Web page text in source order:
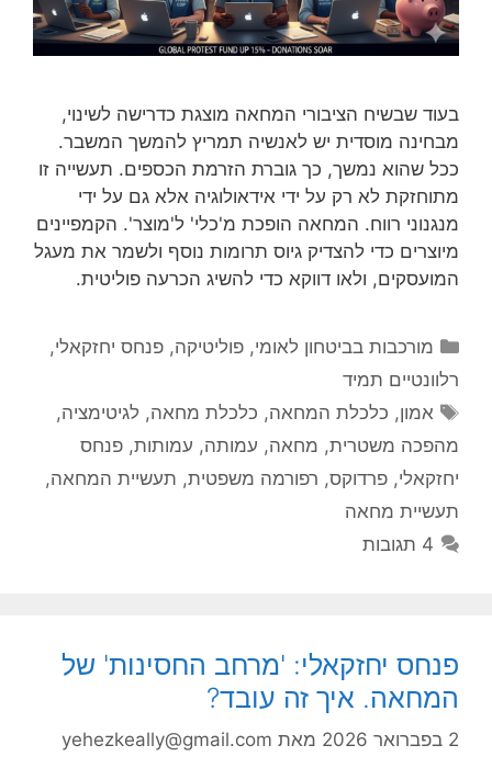
בעוד שבשיח הציבורי המחאה מוצגת כדרישה לשינוי,
מבחינה מוסדית יש לאנשיה תמריץ להמשך המשבר.
ככל שהוא נמשך, כך גוברת הזרמת הכספים. תעשייה זו
מתוחזקת לא רק על ידי אידאולוגיה אלא גם על ידי
מנגנוני רווח. המחאה הופכת מ'כלי' ל'מוצר'. הקמפיינים
מיוצרים כדי להצדיק גיוס תרומות נוסף ולשמר את מעגל
המועסקים, ולאו דווקא כדי להשיג הכרעה פוליטית.
קטגוריות
מורכבות בביטחון לאומי,פוליטיקה,פנחס יחזקאלי,
רלוונטיים תמיד
תגיות
אמון, כלכלת המחאה, כלכלת מחאה, לגיטימציה,
מהפכה משטרית, מחאה, עמותה, עמותות, פנחס
יחזקאלי, פרדוקס, רפורמה משפטית, תעשיית המחאה,
תעשיית מחאה
4 תגובות
פנחס יחזקאלי: 'מרחב החסינות' של
המחאה. איך זה עובד?
2 בפברואר 2026 מאת yehezkeally@gmail.com